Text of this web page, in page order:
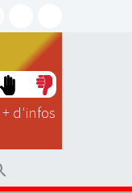
+ d'infos